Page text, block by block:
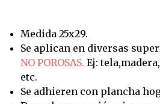
Medida 25x29.
Se aplican en diversas
NO POROSAS. Ej:
etc.
Se adhieren con plancha